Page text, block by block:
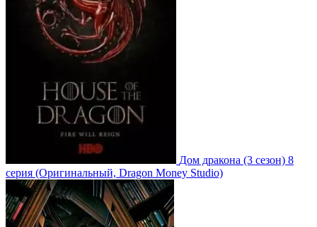
Дом дракона (3 сезон) 8
серия (Оригинальный, Dragon Money Studio)